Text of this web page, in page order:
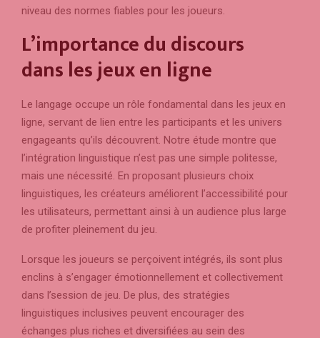
niveau des normes fiables pour les joueurs.
L’importance du discours
dans les jeux en ligne
Le langage occupe un rôle fondamental dans les jeux en
ligne, servant de lien entre les participants et les univers
engageants qu’ils découvrent. Notre étude montre que
l’intégration linguistique n’est pas une simple politesse,
mais une nécessité. En proposant plusieurs choix
linguistiques, les créateurs améliorent l’accessibilité pour
les utilisateurs, permettant ainsi à un audience plus large
de profiter pleinement du jeu.
Lorsque les joueurs se perçoivent intégrés, ils sont plus
enclins à s’engager émotionnellement et collectivement
dans l’session de jeu. De plus, des stratégies
linguistiques inclusives peuvent encourager des
échanges plus riches et diversifiées au sein des